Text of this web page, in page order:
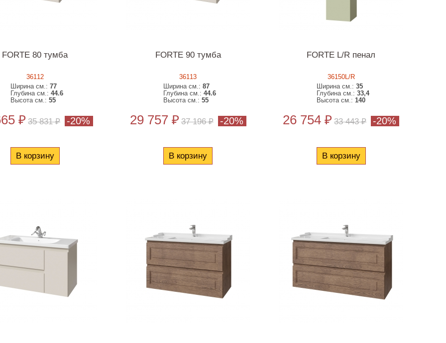
FORTE 80 тумба
36112
Ширина см.: 77
Глубина см.: 44.6
Высота см.: 55
₽ 35 831 ₽ -20%
В корзину
FORTE 90 тумба
36113
Ширина см.:87
Глубина см.:44.6
Высота см.:55
29 757 ₽ 37 196 ₽ -20%
В корзину
FORTE L/R пенал
36150L/R
Ширина см.: 35
Глубина см.: 33,4
Высота см.: 140
26 754 ₽ 33 443 ₽ -20%
В корзину